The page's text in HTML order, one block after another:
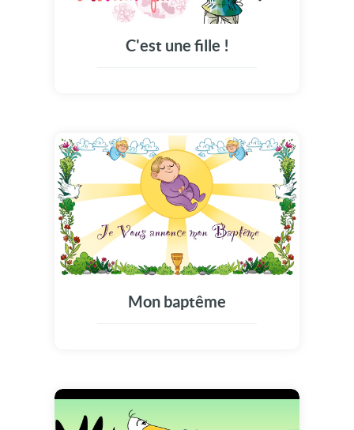
C'est une fille !
Mon baptême